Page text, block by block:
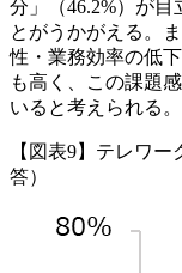
分」（46.2%）が
とがうかがえる。
性・業務効率の低
も高く、この課題
いると考えられる。
【図表9】テレワ
答）